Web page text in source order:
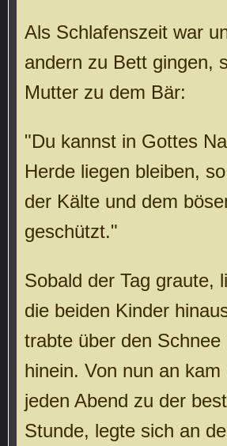
Als Schlafenszeit war
andern zu Bett gingen,
Mutter zu dem Bär:
"Du kannst in Gottes
Herde liegen bleiben,
der Kälte und dem
geschützt."
Sobald der Tag graute,
die beiden Kinder
trabte über den Schnee
hinein. Von nun an kam
jeden Abend zu der
Stunde, legte sich an